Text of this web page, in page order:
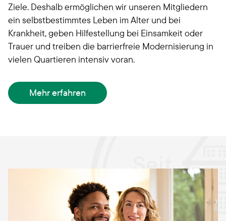
Ziele. Deshalb ermöglichen wir unseren Mitgliedern
ein selbstbestimmtes Leben im Alter und bei
Krankheit, geben Hilfestellung bei Einsamkeit oder
Trauer und treiben die barrierfreie Modernisierung in
vielen Quartieren intensiv voran.
Mehr erfahren